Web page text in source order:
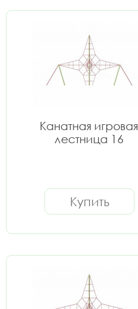
Канатная игровая
лестница 16
Купить